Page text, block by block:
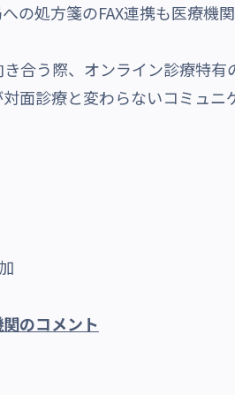
の処方箋のFAX連携も医療機
合う際、オンライン診療特
面診療と変わらないコミュニ
のコメント